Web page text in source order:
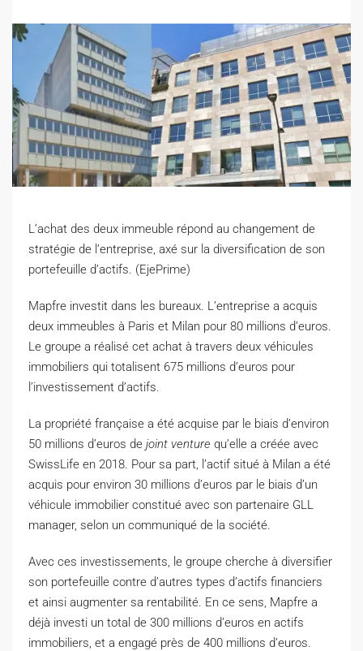
L’achat des deux immeuble répond au changement de
stratégie de l’entreprise, axé sur la diversification de son
portefeuille d’actifs. (EjePrime)
Mapfre investit dans les bureaux. L’entreprise a acquis
deux immeubles à Paris et Milan pour 80 millions d’euros.
Le groupe a réalisé cet achat à travers deux véhicules
immobiliers qui totalisent 675 millions d’euros pour
l’investissement d’actifs.
La propriété française a été acquise par le biais d’environ
50 millions d’euros de joint venture qu’elle a créée avec
SwissLife en 2018. Pour sa part, l’actif situé à Milan a été
acquis pour environ 30 millions d’euros par le biais d’un
véhicule immobilier constitué avec son partenaire GLL
manager, selon un communiqué de la société.
Avec ces investissements, le groupe cherche à diversifier
son portefeuille contre d’autres types d’actifs financiers
et ainsi augmenter sa rentabilité. En ce sens, Mapfre a
déjà investi un total de 300 millions d’euros en actifs
immobiliers, et a engagé près de 400 millions d’euros.